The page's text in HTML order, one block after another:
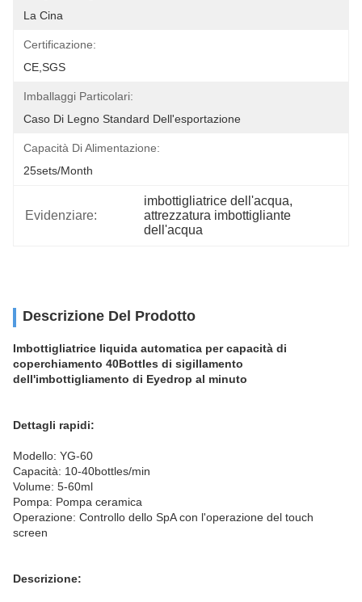
La Cina
Certificazione:
CE,SGS
Imballaggi Particolari:
Caso Di Legno Standard Dell'esportazione
Capacità Di Alimentazione:
25sets/month
Evidenziare:
imbottigliatrice dell'acqua,
attrezzatura imbottigliante
dell'acqua
Descrizione Del Prodotto
Imbottigliatrice liquida automatica per capacità di
coperchiamento 40Bottles di sigillamento
dell'imbottigliamento di Eyedrop al minuto
Dettagli rapidi:
Modello: YG-60
Capacità: 10-40bottles/min
Volume: 5-60ml
Pompa: Pompa ceramica
Operazione: Controllo dello SpA con l'operazione del touch
screen
Descrizione: